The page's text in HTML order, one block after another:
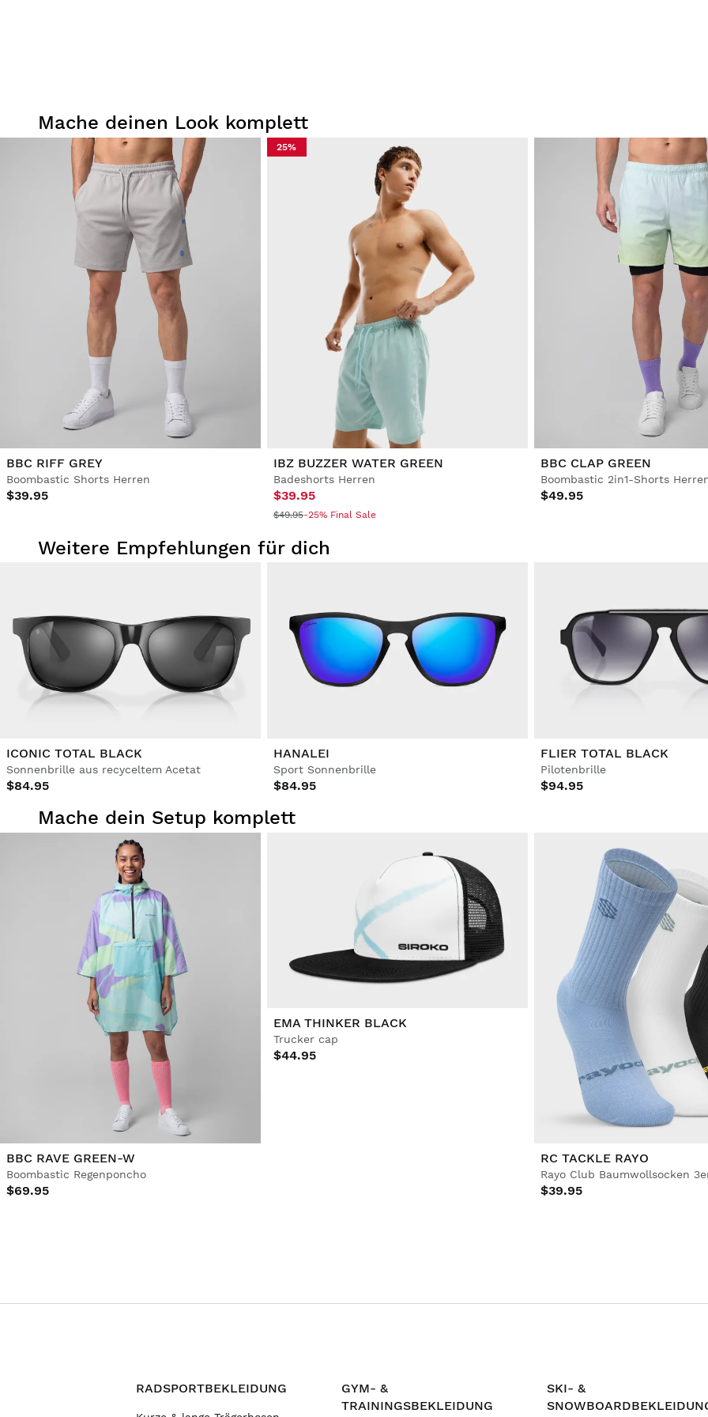
Mache deinen Look komplett
BBC RIFF GREY
Boombastic Shorts Herren
$39.95
25%
IBZ BUZZER WATER GREEN
Badeshorts Herren
$39.95
$49.95-25% Final Sale
BBC CLAP GREEN
Boombastic 2in1-Shorts
$49.95
Weitere Empfehlungen für dich
ICONIC TOTAL BLACK
Sonnenbrille aus recyceltem Acetat
$84.95
HANALEI
Sport Sonnenbrille
$84.95
FLIER TOTAL BLACK
Pilotenbrille
$94.95
Mache dein Setup komplett
BBC RAVE GREEN-W
Boombastic Regenponcho
$69.95
EMA THINKER BLACK
Trucker cap
$44.95
RC TACKLE RAYO
Rayo Club Baumwollsocken
$39.95
RADSPORTBEKLEIDUNG
GYM- &
TRAININGSBEKLEIDUNG
SKI- &